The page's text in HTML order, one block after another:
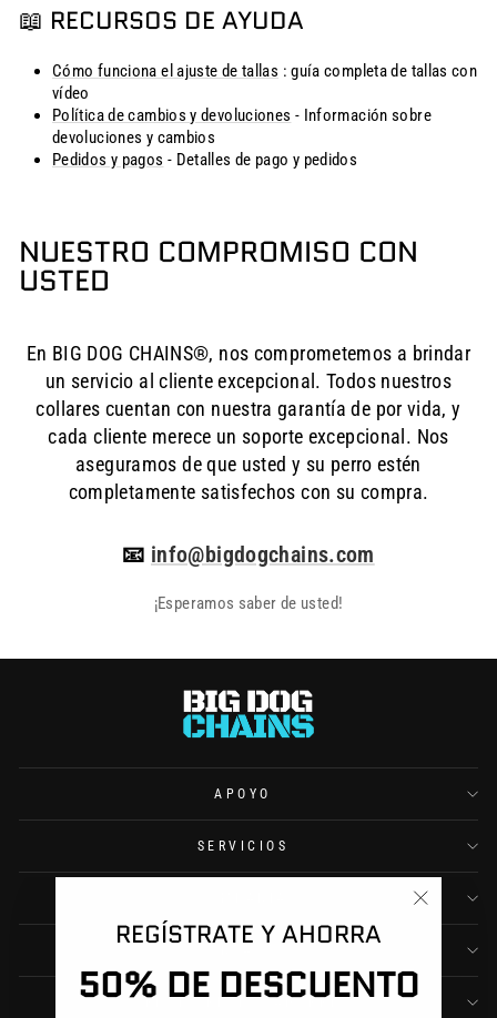
REGÍSTRATE Y AHORRA
50% DE DESCUENTO
"Cerrar
📖 RECURSOS DE AYUDA
Cómo funciona el ajuste de tallas : guía completa de tallas con
vídeo
Política de cambios y devoluciones - Información sobre
devoluciones y cambios
Pedidos y pagos - Detalles de pago y pedidos
NUESTRO COMPROMISO CON
USTED
En BIG DOG CHAINS®, nos comprometemos a brindar
un servicio al cliente excepcional. Todos nuestros
collares cuentan con nuestra garantía de por vida, y
cada cliente merece un soporte excepcional. Nos
aseguramos de que usted y su perro estén
completamente satisfechos con su compra.
📧 info@bigdogchains.com
¡Esperamos saber de usted!
APOYO
SERVICIOS
REGÍSTRESE Y AHORRE